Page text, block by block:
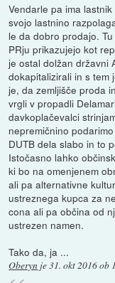
Vendarle pa ima
svojo lastnino
le da dobro prodajo.
PRju prikazujejo kot
je ostal dolžan državni
dokapitalizirali in s tem
je, da zemljišče proda
vrgli v propadli
davkoplačevalci
nepremičnino
DUTB dela slabo in to
Istočasno lahko
ki bo na omenjenem
ali pa alternativne
ustreznega kupca za
cona ali pa občina od
ustrezen namen.
Tako da, ja ...
Oberyn je31. okt 2016 ob